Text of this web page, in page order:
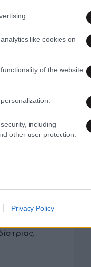
like cookies on
of the website
including
other user protection.
Privacy Policy
«Super